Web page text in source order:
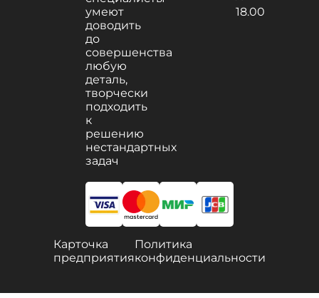
умеют
доводить
до
совершенства
любую
деталь,
творчески
подходить
к
решению
нестандартных
задач
18.00
Карточка
предприятия
Политика
конфиденциальности